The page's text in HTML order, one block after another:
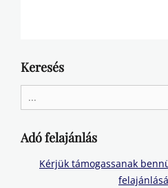
Keresés
for:
Adó felajánlás
Kérjük támogassanak